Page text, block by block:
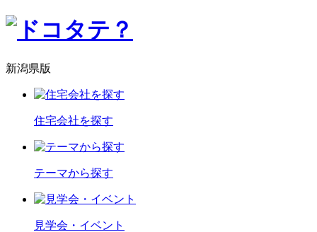
新潟県版
住宅会社を探す
テーマから探す
見学会・イベント